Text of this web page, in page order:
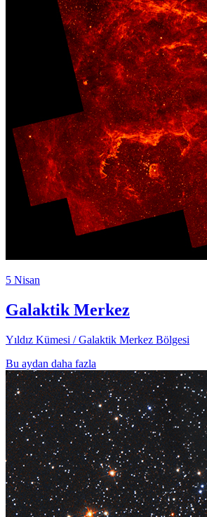
5 Nisan
Galaktik Merkez
Yıldız Kümesi / Galaktik Merkez Bölgesi
Bu aydan daha fazla